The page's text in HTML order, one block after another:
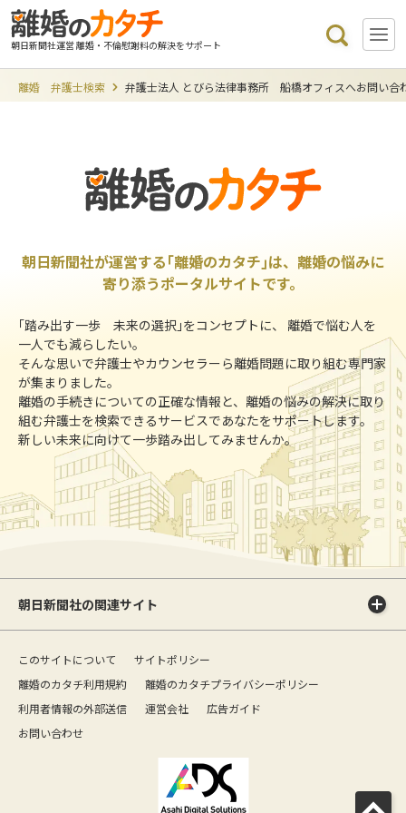
朝日新聞社運営 離婚・不倫慰謝料の解決をサポート
離婚 弁護士検索 弁護士法人 とびら法律事務所 船橋オフィスへお問い合
朝日新聞社が運営する｢離婚のカタチ｣は、離婚の悩みに
寄り添うポータルサイトです。
｢踏み出す一歩 未来の選択｣をコンセプトに、 離婚で悩む人を
一人でも減らしたい。
そんな思いで弁護士やカウンセラーら離婚問題に取り組む専門家
が集まりました。
離婚の手続きについての正確な情報と、離婚の悩みの解決に取り
組む弁護士を検索できるサービスであなたをサポートします。
新しい未来に向けて一歩踏み出してみませんか。
朝日新聞社の関連サイト
このサイトについて
サイトポリシー
離婚のカタチ利用規約
離婚のカタチプライバシーポリシー
利用者情報の外部送信
運営会社
広告ガイド
お問い合わせ